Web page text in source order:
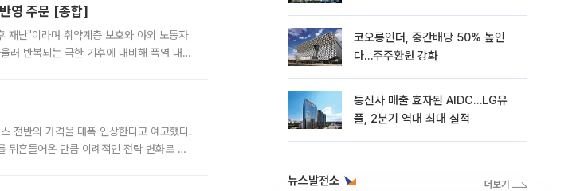
영 주문 [종합]
재난"이라며 취약계층 보호와 야외 노동자
러 반복되는 극한 기후에 대비해 폭염 대응
전반의 가격을 대폭 인상한다고 예고했다.
뒤흔들어온 만큼 이례적인 전략 변화로 평
코오롱인더, 중간배당 50% 높인
다…주주환원 강화
통신사 매출 효자된 AIDC…LG유
플, 2분기 역대 최대 실적
뉴스발전소